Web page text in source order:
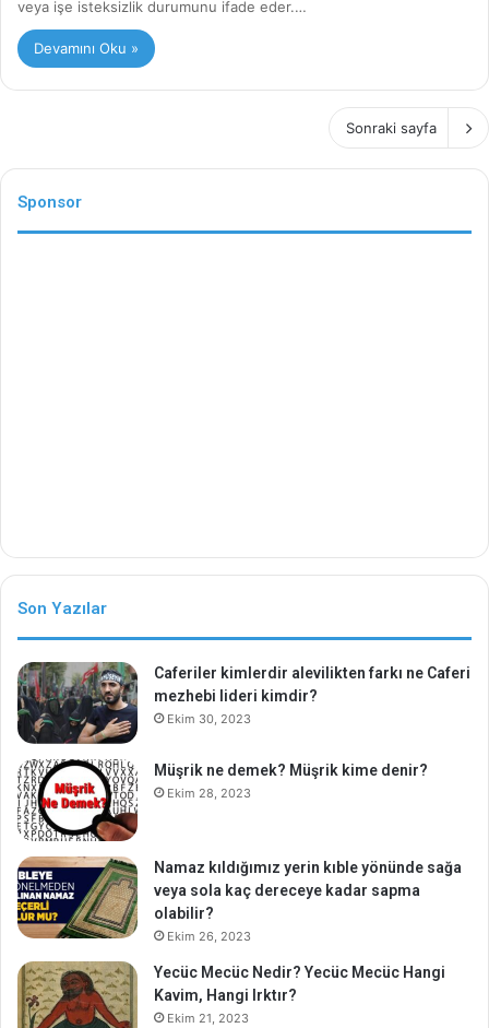
veya işe isteksizlik durumunu ifade eder.…
Devamını Oku »
Sonraki sayfa
Sponsor
Son Yazılar
Caferiler kimlerdir alevilikten farkı ne Caferi
mezhebi lideri kimdir?
Ekim 30, 2023
Müşrik ne demek? Müşrik kime denir?
Ekim 28, 2023
Namaz kıldığımız yerin kıble yönünde sağa
veya sola kaç dereceye kadar sapma
olabilir?
Ekim 26, 2023
Yecüc Mecüc Nedir? Yecüc Mecüc Hangi
Kavim, Hangi Irktır?
Ekim 21, 2023